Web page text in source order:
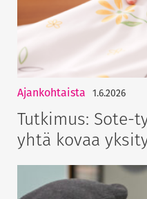
Ajankohtaista 1.6.2026
Tutkimus: Sote-
yhtä kovaa